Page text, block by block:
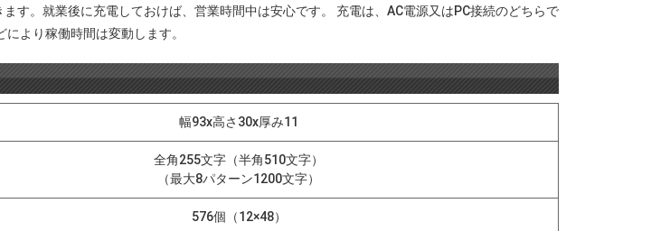
す。就業後に充電しておけば、営業時間中は安心です。 充電は、AC電源又はPC接続のどちらで
より稼働時間は変動します。
幅93x高さ30x厚み11
全角255文字（半角510文字）
（最大8パターン1200文字）
576個（12×48）